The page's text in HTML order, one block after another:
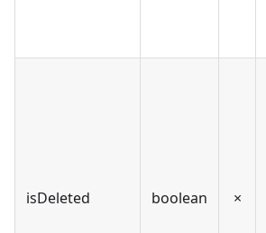
isDeleted boolean ×